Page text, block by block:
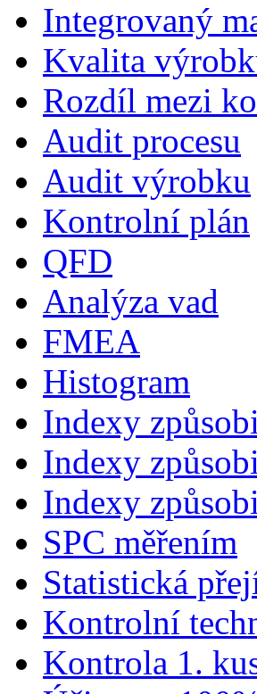
Integrovaný
Kvalita
Rozdíl mezi
Audit procesu
Audit výrobku
Kontrolní plán
QFD
Analýza vad
FMEA
Histogram
Indexy
Indexy
Indexy
SPC měřením
Statistická
Kontrolní
Kontrola 1.